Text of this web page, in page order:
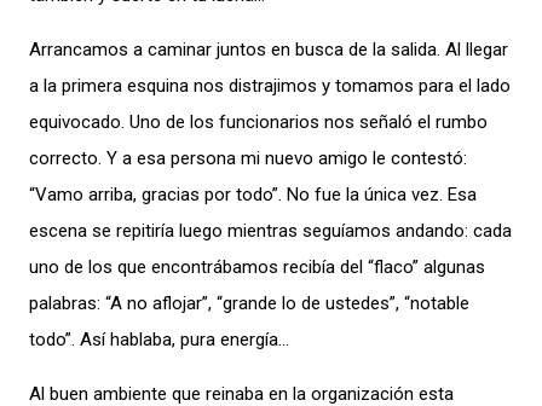
Arrancamos a caminar juntos en busca de la salida. Al llegar
a la primera esquina nos distrajimos y tomamos para el lado
equivocado. Uno de los funcionarios nos señaló el rumbo
correcto. Y a esa persona mi nuevo amigo le contestó:
“Vamo arriba, gracias por todo”. No fue la única vez. Esa
escena se repitiría luego mientras seguíamos andando: cada
uno de los que encontrábamos recibía del “flaco” algunas
palabras: “A no aflojar”, “grande lo de ustedes”, “notable
todo”. Así hablaba, pura energía…
Al buen ambiente que reinaba en la organización esta